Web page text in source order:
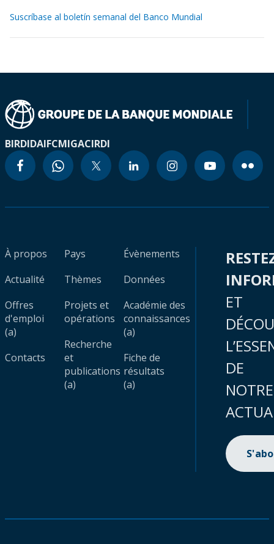
Suscríbase al boletín semanal del Banco Mundial
BIRDIDAIFCMIGACIRDI
À propos
Actualité
Offres
d'emploi
(a)
Contacts
Pays
Thèmes
Projets et
opérations
Recherche
et
publications
(a)
Évènements
Données
Académie des
connaissances
(a)
Fiche de
résultats
(a)
ET
DE
NOTRE